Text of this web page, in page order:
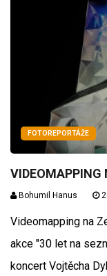
FOTOREPORTÁŽE
VIDEOMAPPING
Bohumil Hanus
Videomapping na
akce "30 let na
koncert Vojtěcha